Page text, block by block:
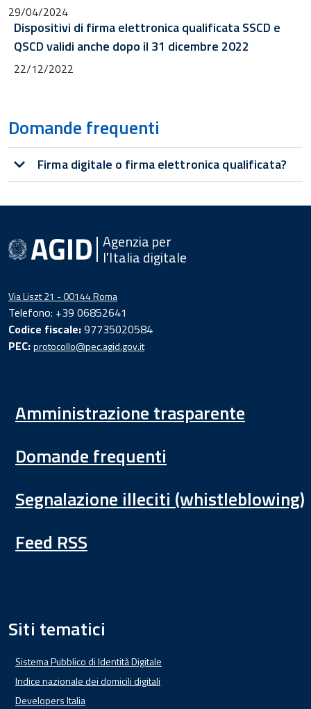
29/04/2024
Dispositivi di firma elettronica qualificata SSCD e
QSCD validi anche dopo il 31 dicembre 2022
22/12/2022
Domande frequenti
Firma digitale o firma elettronica qualificata?
Agenzia per
l'Italia digitale
Via Liszt 21 - 00144 Roma
Telefono: +39 06852641
Codice fiscale:97735020584
PEC:protocollo@pec.agid.gov.it
Amministrazione trasparente
Domande frequenti
Segnalazione illeciti (whistleblowing)
Feed RSS
Siti tematici
Sistema Pubblico di Identità Digitale
Indice nazionale dei domicili digitali
Developers Italia